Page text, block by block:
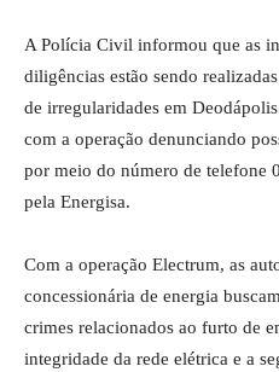
A Polícia Civil informou que as
diligências estão sendo
de irregularidades em
com a operação denunciando
por meio do número de telefone
pela Energisa.
Com a operação Electrum, as
concessionária de energia
crimes relacionados ao furto de
integridade da rede elétrica e a